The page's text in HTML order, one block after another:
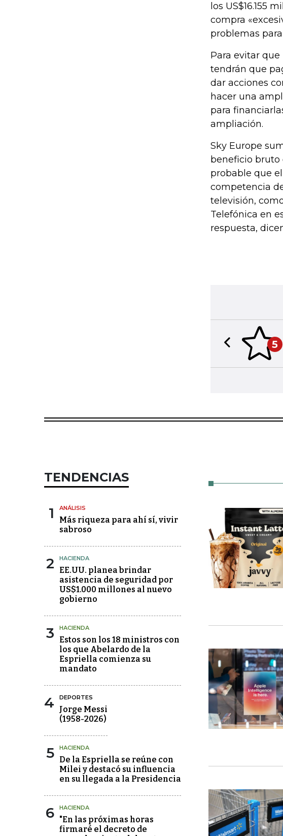
los US$16.155
compra
problemas
Para evitar que
tendrán que
dar acciones
hacer una
para
ampliación.
Sky Europe
beneficio bruto
probable que
competencia
televisión,
Telefónica en
respuesta,
5
Previous slide
TENDENCIAS
1 ANÁLISIS
Más riqueza para ahí sí, vivir
sabroso
2 HACIENDA
EE.UU. planea brindar
asistencia de seguridad por
US$1.000 millones al nuevo
gobierno
3 HACIENDA
Estos son los 18 ministros con
los que Abelardo de la
Espriella comienza su
mandato
4 DEPORTES
Jorge Messi
(1958-2026)
5 HACIENDA
De la Espriella se reúne con
Milei y destacó su influencia
en su llegada a la Presidencia
6 HACIENDA
"En las próximas horas
firmaré el decreto de